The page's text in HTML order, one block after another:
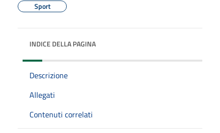
Sport
INDICE DELLA PAGINA
Descrizione
Allegati
Contenuti correlati